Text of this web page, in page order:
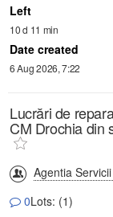
Left
10 d 11 min
Date created
6 Aug 2026, 7:22
Lucrări de
CM Drochia din
Agentia
0Lots: (1)